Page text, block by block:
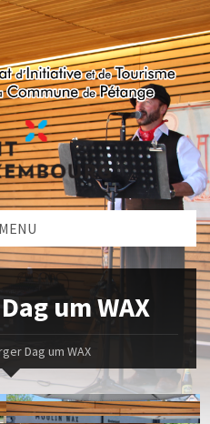
MENU
um WAX
Dag um WAX